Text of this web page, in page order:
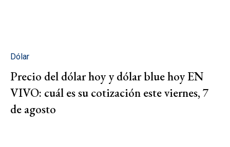
Dólar
Precio del dólar hoy y dólar blue hoy EN
VIVO: cuál es su cotización este viernes, 7
de agosto